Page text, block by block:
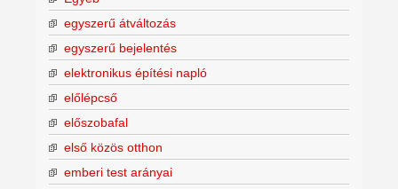
egyszerű átváltozás
egyszerű bejelentés
elektronikus építési napló
előlépcső
előszobafal
első közös otthon
emberi test arányai